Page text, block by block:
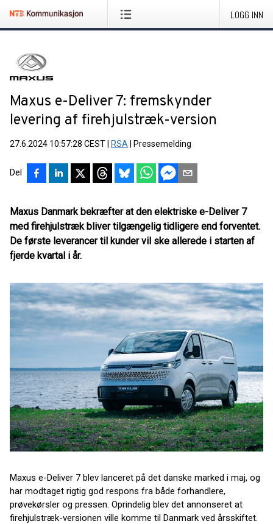
LOGG INN
Maxus e-Deliver 7: fremskynder
levering af firehjulstræk-version
27.6.2024 10:57:28 CEST RSA Pressemelding
Del
Maxus Danmark bekræfter at den elektriske e-Deliver 7
med firehjulstræk bliver tilgængelig tidligere end forventet.
De første leverancer til kunder vil ske allerede i starten af
fjerde kvartal i år.
Maxus e-Deliver 7 blev lanceret på det danske marked i maj, og
har modtaget rigtig god respons fra både forhandlere,
prøvekørsler og pressen. Oprindelig blev det annonseret at
firehjulstræk-versionen ville komme til Danmark ved årsskiftet.